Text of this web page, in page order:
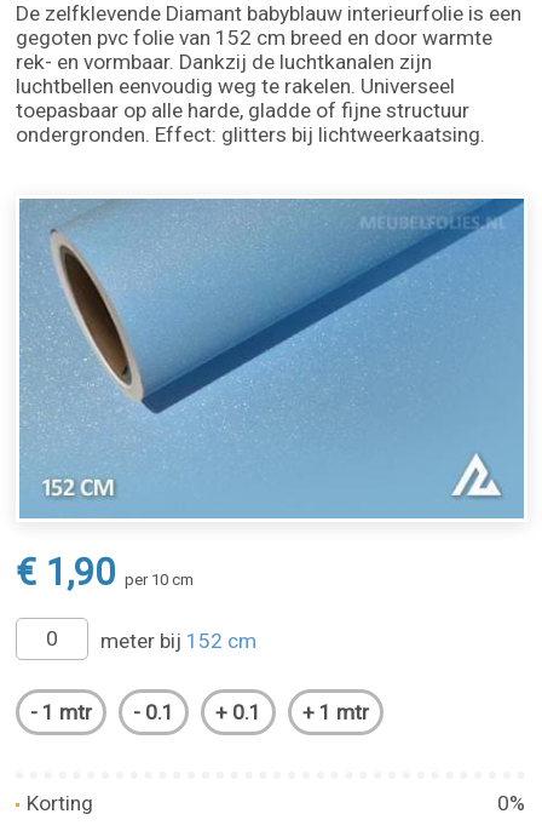
De zelfklevende Diamant babyblauw interieurfolie is een
gegoten pvc folie van 152 cm breed en door warmte
rek- en vormbaar. Dankzij de luchtkanalen zijn
luchtbellen eenvoudig weg te rakelen. Universeel
toepasbaar op alle harde, gladde of fijne structuur
ondergronden. Effect: glitters bij lichtweerkaatsing.
€ 1,90 per 10 cm
meter bij 152 cm
Korting
0%